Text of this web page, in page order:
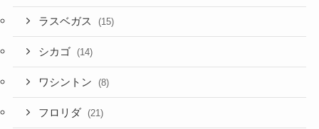
ラスベガス (15)
シカゴ (14)
ワシントン (8)
フロリダ (21)